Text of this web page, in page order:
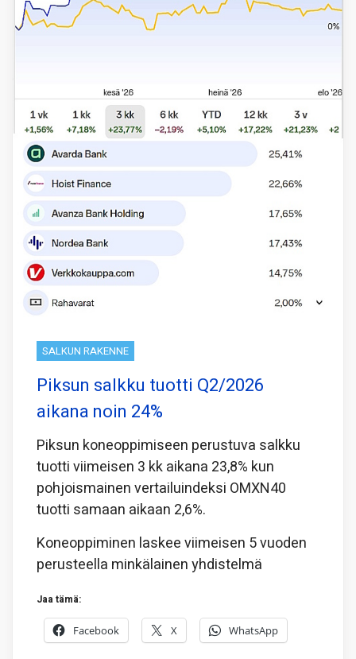
SALKUN RAKENNE
Piksun salkku tuotti Q2/2026
aikana noin 24%
Piksun koneoppimiseen perustuva salkku
tuotti viimeisen 3 kk aikana 23,8% kun
pohjoismainen vertailuindeksi OMXN40
tuotti samaan aikaan 2,6%.
Koneoppiminen laskee viimeisen 5 vuoden
perusteella minkälainen yhdistelmä
Jaa tämä:
Facebook X WhatsApp